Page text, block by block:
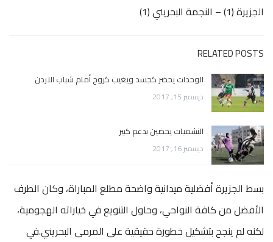
الجزيرة (1) – النجمة البحريني (1)
RELATED POSTS
الوحدات يحضر كجسد ويغيب كروح أمام شباب الاردن
ديسمبر 15, 2017
النشميات يحضين بدعم كبير
ديسمبر 16, 2017
بسط الجزيرة أفضلية ميدانية واضحة مطلع المباراة، وكان الطرف
الأفضل من كافة النواحي، وحاول التنويع في خياراته الهجومية،
لكنه لم ينجح بتشكيل خطورة حقيقية على المرمى البحريني.في